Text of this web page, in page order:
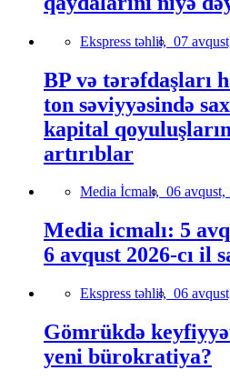
Ekspress təhlil, 07
BP və tərəfdaşları
ton səviyyəsində
kapital
artırıblar
Media İcmalı, 06 avqust,
Media icmalı: 5
6 avqust 2026-cı il
Ekspress təhlil, 06
Gömrükdə
yeni bürokratiya?